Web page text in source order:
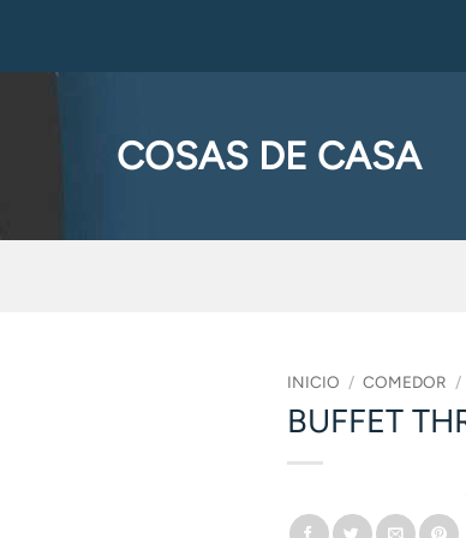
COSAS DE CASA
INICIO / COMEDOR /
BUFFET